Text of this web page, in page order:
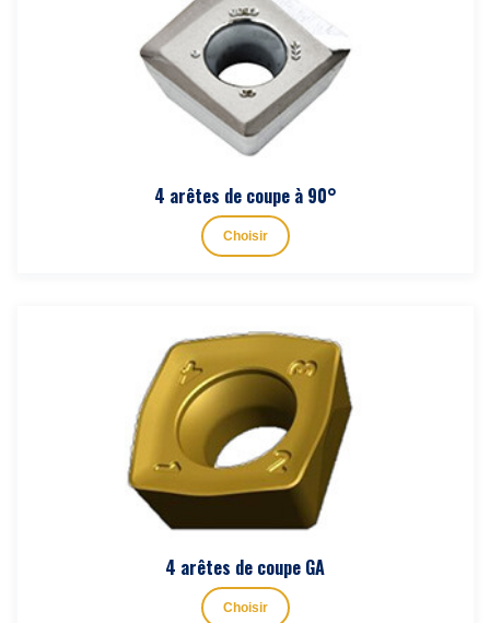
4 arêtes de coupe à 90°
Choisir
4 arêtes de coupe GA
Choisir